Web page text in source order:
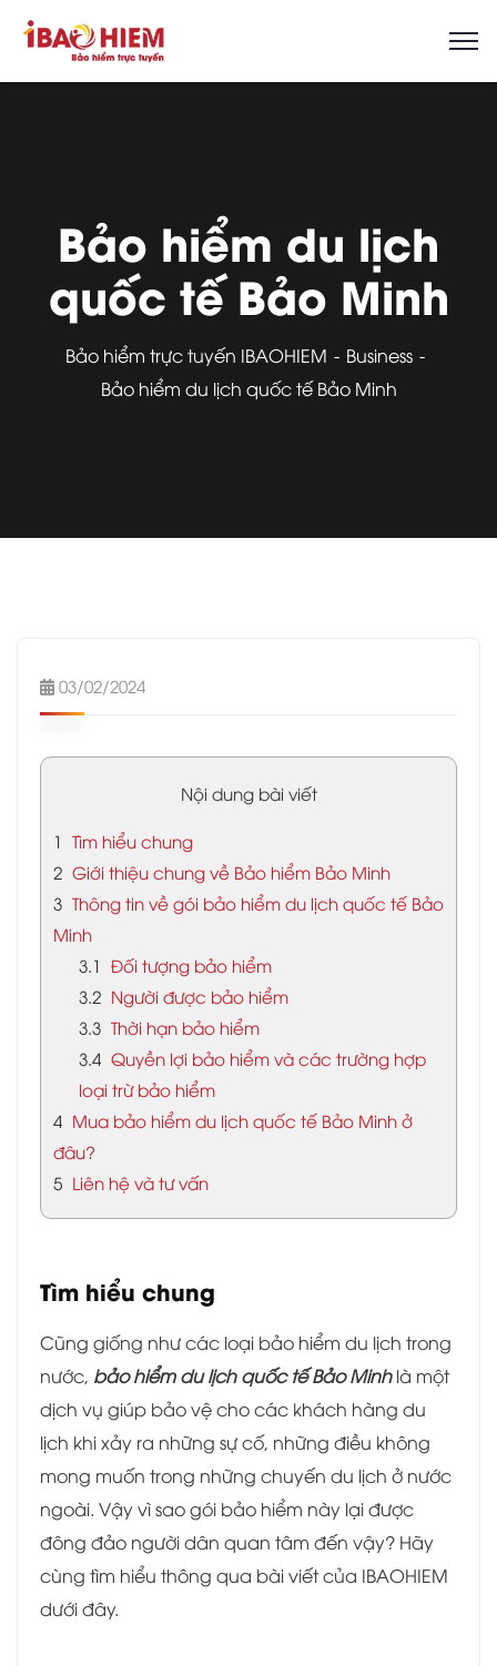
Bảo hiểm du lịch
quốc tế Bảo Minh
Bảo hiểm trực tuyến IBAOHIEM
Business
Bảo hiểm du lịch quốc tế Bảo Minh
03/02/2024
Nội dung bài viết
1 Tìm hiểu chung
2 Giới thiệu chung về Bảo hiểm Bảo Minh
3 Thông tin về gói bảo hiểm du lịch quốc tế Bảo
Minh
3.1 Đối tượng bảo hiểm
3.2 Người được bảo hiểm
3.3 Thời hạn bảo hiểm
3.4 Quyền lợi bảo hiểm và các trường hợp
loại trừ bảo hiểm
4 Mua bảo hiểm du lịch quốc tế Bảo Minh ở
đâu?
5 Liên hệ và tư vấn
Tìm hiểu chung
Cũng giống như các loại bảo hiểm du lịch trong
nước, bảo hiểm du lịch quốc tế Bảo Minhlà một
dịch vụ giúp bảo vệ cho các khách hàng du
lịch khi xảy ra những sự cố, những điều không
mong muốn trong những chuyến du lịch ở nước
ngoài. Vậy vì sao gói bảo hiểm này lại được
đông đảo người dân quan tâm đến vậy? Hãy
cùng tìm hiểu thông qua bài viết của IBAOHIEM
dưới đây.